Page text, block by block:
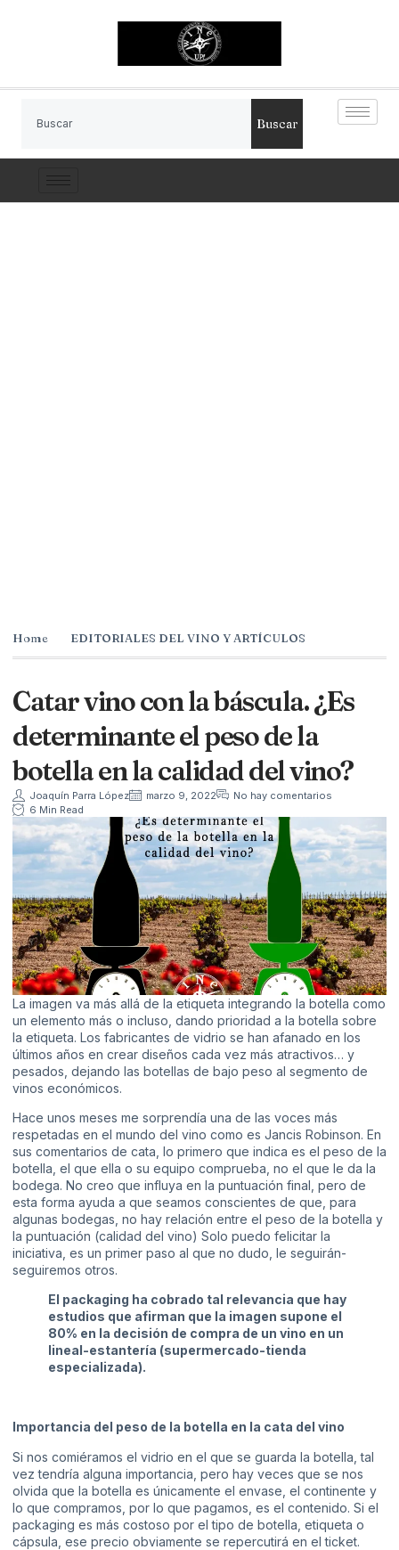
Buscar
Home EDITORIALES DEL VINO Y ARTÍCULOS
Catar vino con la báscula. ¿Es
determinante el peso de la
botella en la calidad del vino?
Joaquín Parra López marzo 9, 2022
No hay comentarios
6 Min Read
La imagen va más allá de la etiqueta integrando la botella como
un elemento más o incluso, dando prioridad a la botella sobre
la etiqueta. Los fabricantes de vidrio se han afanado en los
últimos años en crear diseños cada vez más atractivos… y
pesados, dejando las botellas de bajo peso al segmento de
vinos económicos.
Hace unos meses me sorprendía una de las voces más
respetadas en el mundo del vino como es Jancis Robinson. En
sus comentarios de cata, lo primero que indica es el peso de la
botella, el que ella o su equipo comprueba, no el que le da la
bodega. No creo que influya en la puntuación final, pero de
esta forma ayuda a que seamos conscientes de que, para
algunas bodegas, no hay relación entre el peso de la botella y
la puntuación (calidad del vino) Solo puedo felicitar la
iniciativa, es un primer paso al que no dudo, le seguirán-
seguiremos otros.
El packaging ha cobrado tal relevancia que hay
estudios que afirman que la imagen supone el
80% en la decisión de compra de un vino en un
lineal-estantería (supermercado-tienda
especializada).
Importancia del peso de la botella en la cata del vino
Si nos comiéramos el vidrio en el que se guarda la botella, tal
vez tendría alguna importancia, pero hay veces que se nos
olvida que la botella es únicamente el envase, el continente y
lo que compramos, por lo que pagamos, es el contenido. Si el
packaging es más costoso por el tipo de botella, etiqueta o
cápsula, ese precio obviamente se repercutirá en el ticket.